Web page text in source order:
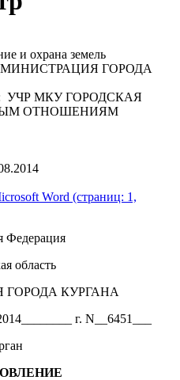
и охрана земель
ГОРОДА
УЧР МКУ ГОРОДСКАЯ
ОТНОШЕНИЯМ
Word (страниц: 1,
Федерация
область
КУРГАНА
г. N__6451___